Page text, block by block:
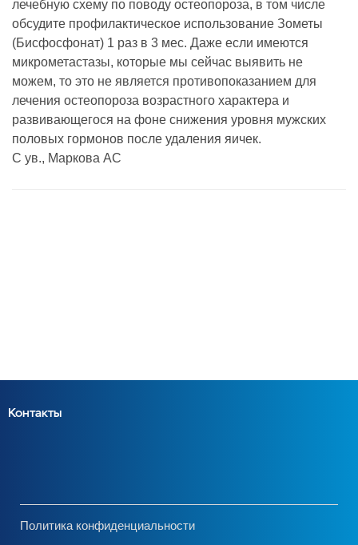
лечебную схему по поводу остеопороза, в том числе
обсудите профилактическое использование Зометы
(Бисфосфонат) 1 раз в 3 мес. Даже если имеются
микрометастазы, которые мы сейчас выявить не
можем, то это не является противопоказанием для
лечения остеопороза возрастного характера и
развивающегося на фоне снижения уровня мужских
половых гормонов после удаления яичек.
С ув., Маркова АС
Контакты
Политика конфиденциальности